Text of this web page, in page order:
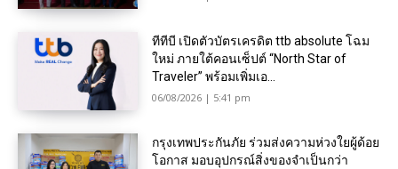
ทีทีบี เปิดตัวบัตรเครดิต ttb absolute โฉม
ใหม่ ภายใต้คอนเซ็ปต์ “North Star of
Traveler” พร้อมเพิ่มเอ...
06/08/2026 | 5:41 pm
กรุงเทพประกันภัย ร่วมส่งความห่วงใยผู้ด้อย
โอกาส มอบอุปกรณ์สิ่งของจำเป็นกว่า